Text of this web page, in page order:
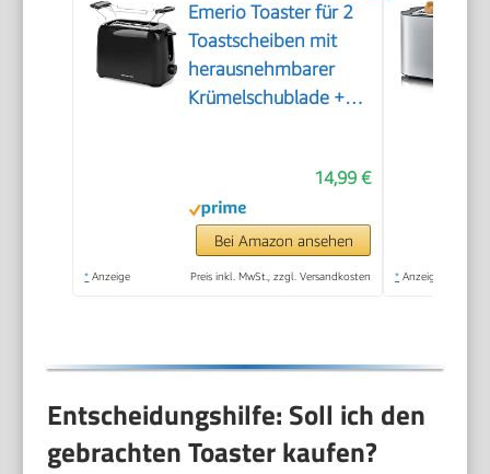
Emerio Toaster für 2
Toastscheiben mit
herausnehmbarer
Krümelschublade +
Bräunungsstufen +
Brötchenaufsatz +
Kabelaufwicklung |
700W | TO-128676.3
14,99 €
Bei Amazon ansehen
* Anzeige Preis inkl. MwSt., zzgl. Versandkosten * Anzeige
Entscheidungshilfe: Soll ich den
gebrachten Toaster kaufen?